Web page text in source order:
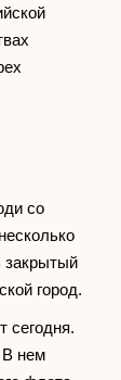
со
закрытый
город.
сегодня.
В нем